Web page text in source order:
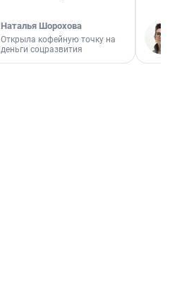
Наталья Шорохова
Открыла кофейную точку на
деньги соцразвития